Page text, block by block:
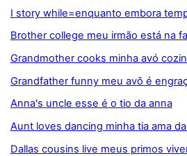
I story while=enquanto embora
Brother college meu irmão está na
Grandmother cooks minha avó
Grandfather funny meu avô é
Anna's uncle esse é o tio da anna
Aunt loves dancing minha tia ama
Dallas cousins live meus primos